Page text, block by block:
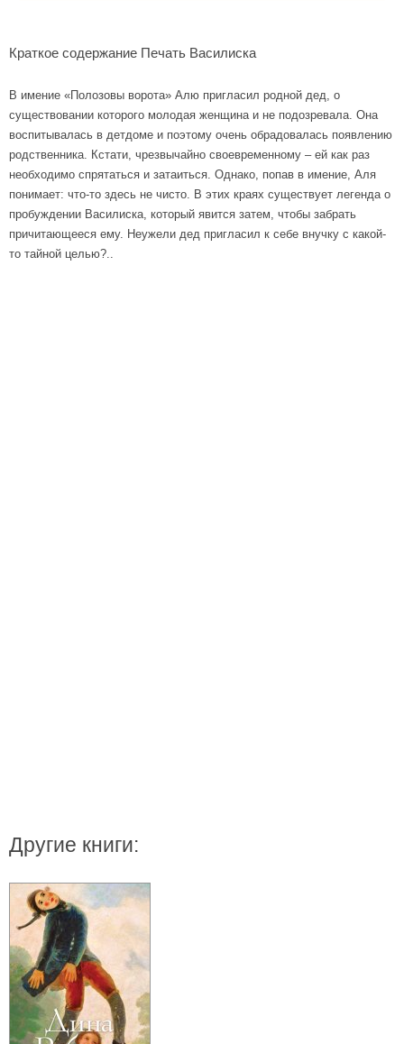
Краткое содержание Печать Василиска
В имение «Полозовы ворота» Алю пригласил родной дед, о
существовании которого молодая женщина и не подозревала. Она
воспитывалась в детдоме и поэтому очень обрадовалась появлению
родственника. Кстати, чрезвычайно своевременному – ей как раз
необходимо спрятаться и затаиться. Однако, попав в имение, Аля
понимает: что-то здесь не чисто. В этих краях существует легенда о
пробуждении Василиска, который явится затем, чтобы забрать
причитающееся ему. Неужели дед пригласил к себе внучку с какой-
то тайной целью?..
Другие книги: